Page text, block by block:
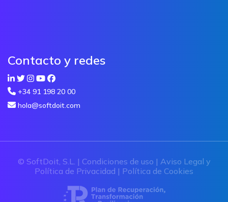
Contacto y redes
+34 91 198 20 00
hola@softdoit.com
© SoftDoit, S.L. | Condiciones de uso | Aviso Legal y
Política de Privacidad | Política de Cookies